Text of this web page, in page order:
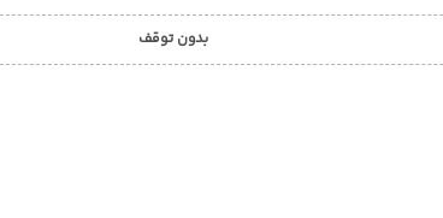
بدون توقف